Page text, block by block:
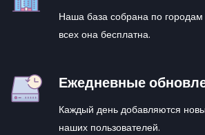
Наша база собрана по
всех она бесплатна.
Ежедневные
Каждый день добавляются
наших пользователей.